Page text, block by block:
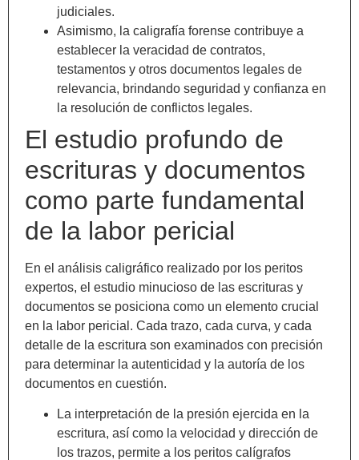
judiciales.
Asimismo, la caligrafía forense contribuye a
establecer la veracidad de contratos,
testamentos y otros documentos legales de
relevancia, brindando seguridad y confianza en
la resolución de conflictos legales.
El estudio profundo de
escrituras y documentos
como parte fundamental
de la labor pericial
En el análisis caligráfico realizado por los peritos
expertos, el estudio minucioso de las escrituras y
documentos se posiciona como un elemento crucial
en la labor pericial. Cada trazo, cada curva, y cada
detalle de la escritura son examinados con precisión
para determinar la autenticidad y la autoría de los
documentos en cuestión.
La interpretación de la presión ejercida en la
escritura, así como la velocidad y dirección de
los trazos, permite a los peritos calígrafos